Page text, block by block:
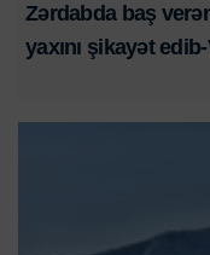
Zərdabda baş
yaxını şikayət